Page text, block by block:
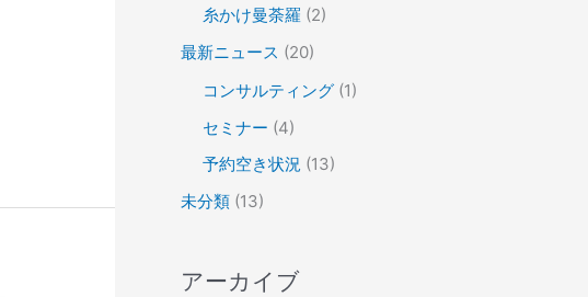
糸かけ曼荼羅 (2)
最新ニュース (20)
コンサルティング (1)
セミナー (4)
予約空き状況 (13)
未分類 (13)
アーカイブ